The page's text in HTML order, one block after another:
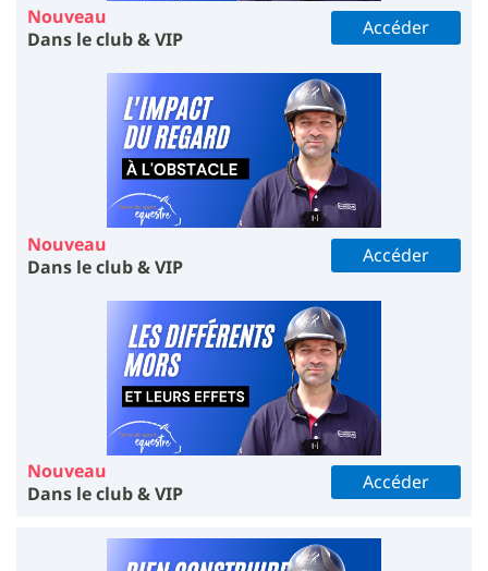
Nouveau
Dans le club & VIP
Accéder
Nouveau
Dans le club & VIP
Accéder
Nouveau
Dans le club & VIP
Accéder